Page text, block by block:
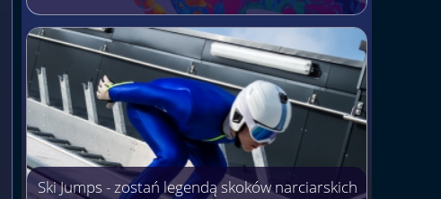
Ski Jumps - zostań legendą skoków narciarskich